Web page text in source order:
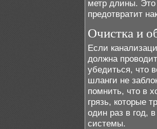
метр длины. Это
предотвратит
Очистка и
Если
должна
убедиться, что
шланги не
помнить, что в
грязь, которые
один раз в год,
системы.